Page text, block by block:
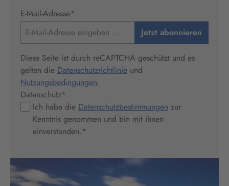
E-Mail-Adresse*
Jetzt abonnieren
Diese Seite ist durch reCAPTCHA geschützt und es
gelten die Datenschutzrichtlinie und
Nutzungsbedingungen.
Datenschutz*
Ich habe die Datenschutzbestimmungen zur
Kenntnis genommen und bin mit ihnen
einverstanden.*